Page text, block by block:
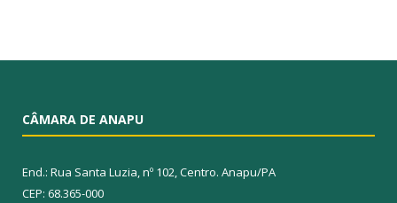
CÂMARA DE ANAPU
End.: Rua Santa Luzia, nº 102, Centro. Anapu/PA
CEP: 68.365-000